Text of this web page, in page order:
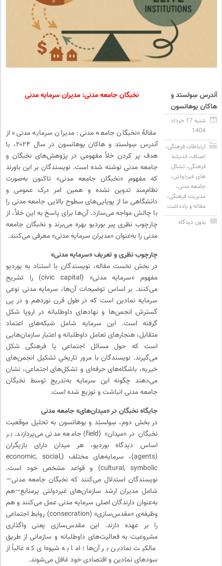
آندرس سِولستد و
هاکان یوهانسون
شنبه 17 خرداد
1404
ارتباطات فرهنگی،
اصناف، اندیشه
فرهنگی، تشکل
های غیردولتی،
جامعه مدنی،
مدیریت فرهنگی،
مقاله و یادداشت
بدون دیدگاه
نخبگان جامعه مدنی: مدیران سرمایه مدنی
مقالهٔ «نخبگان جامعه مدنی: مدیران سرمایه مدنی» از
آندرس سِولستد و هاکان یوهانسون در سال ۲۰۲۴، با
هدف پر کردن خلأ مفهومی در پژوهش‌های نخبگان و
جامعه مدنی نوشته شده است. نویسندگان بر این باورند
که مفهوم «نخبگان جامعه مدنی» تاکنون به‌صورت
نظام‌مند تدوین نشده و همین امر درک عمومی و
دانشگاهی ما از پویایی‌های سطوح بالایی جامعه مدنی را
با چالش مواجه می‌سازد. آن‌ها برای پاسخ به این خلأ، از
چارچوب نظری پیر بوردیو بهره می‌برند و نخبگان جامعه
مدنی را به‌عنوان «مدیران سرمایه مدنی» معرفی می‌کنند.
چارچوب نظری و تعریف «سرمایه مدنی»
در بخش نخست مقاله، نویسندگان با استناد به بوردیو
مفهوم «سرمایه مدنی» (civic capital) را تشریح
می‌کنند. بر اساس توضیحات آن‌ها، سرمایه مدنی نوعی
سرمایه نمادین است که در طول قرن نوزدهم و در پی
گسترش انجمن‌ها و نهادهای داوطلبانه در اروپا شکل
گرفته است. این سرمایه شامل شبکه‌های اعتماد
متقابل، هنجارهای تعامل داوطلبانه و اعتبار سازمان‌هایی
است که حول مسائل اجتماعی یا فرهنگی شکل
می‌گیرند. نویسندگان با مرور تاریخیِ تشکیل انجمن‌های
خیریه، باشگاه‌های حرفه‌ای و تشکل‌های اجتماعی، نشان
می‌دهند چگونه این سرمایه به‌تدریج توسط نخبگان
جامعه مدنی انباشت و توزیع شده است.
جایگاه نخبگان در «میدان‌های» جامعه مدنی
در بخش دوم، سِولستِد و یوهانسون به تحلیل موقعیت
نخبگان در «میدان» (field) جامعه مدنی می‌پردازند. بر
اساس دیدگاه بوردیو، هر میدان دارای بازیگران
(agents)، سرمایه‌های مختلف (economic, social,
cultural, symbolic) و قواعد مشخص خود است.
نویسندگان استدلال می‌کنند که نخبگان جامعه مدنی—
شامل مدیران ارشد سازمان‌های غیردولتی پرمنابع—هم
به‌عنوان دارندگان اصلی سرمایه مدنی عمل می‌کنند و هم
وظیفه‌ی «مقدس‌سازی» (consecration) روابط اجتماعی
را بر عهده دارند. این مقدس‌سازی یعنی واگذاری
مشروعیت به فعالیت‌های داوطلبانه و سازمانی از طریق
مالکیت نمادین بر آن‌ها؛ اما به شیوه‌ای که غالباً از
سودهای نمادین و اقتصادی خود غافل می‌شوند.